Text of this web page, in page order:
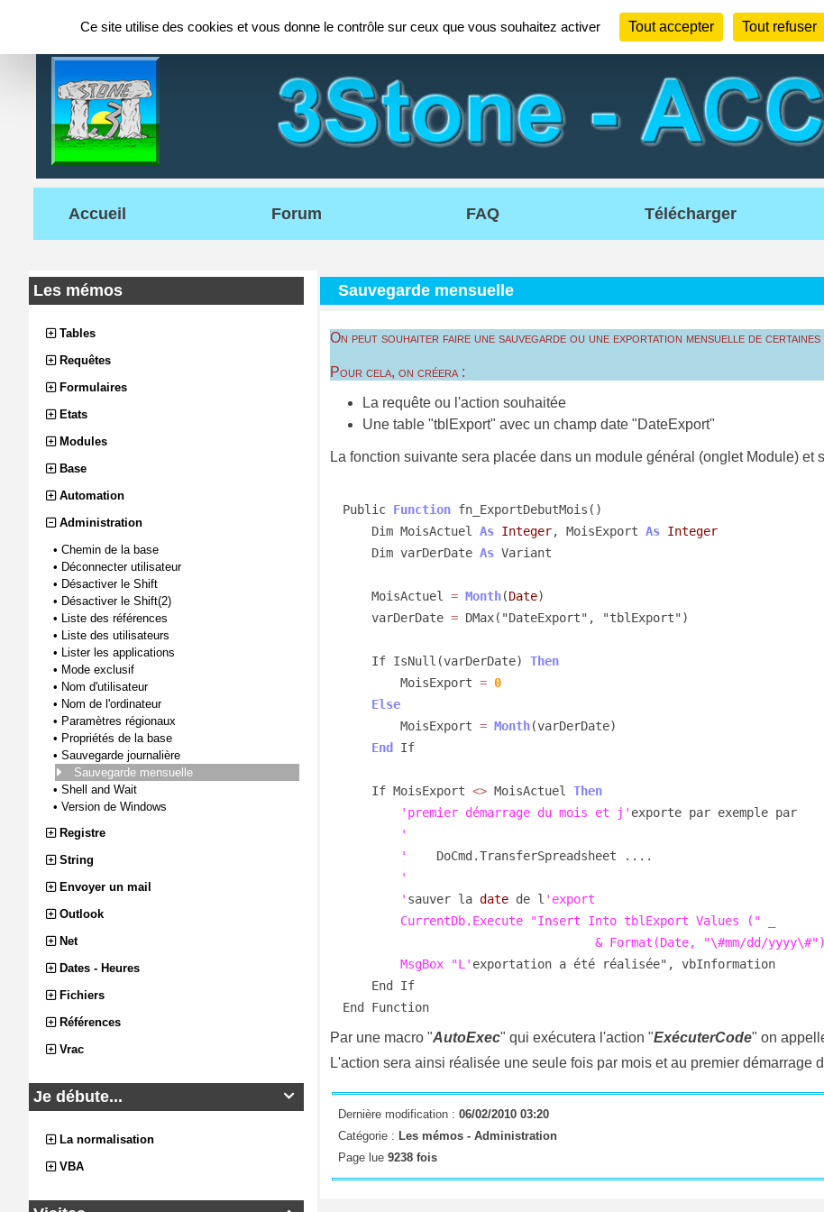
Accueil Forum FAQ Télécharger
Les mémos
Tables
Requêtes
Formulaires
Etats
Modules
Base
Automation
Administration
• Chemin de la base
• Déconnecter utilisateur
• Désactiver le Shift
• Désactiver le Shift(2)
• Liste des références
• Liste des utilisateurs
• Lister les applications
• Mode exclusif
• Nom d'utilisateur
• Nom de l'ordinateur
• Paramètres régionaux
• Propriétés de la base
• Sauvegarde journalière
Sauvegarde mensuelle
• Shell and Wait
• Version de Windows
Registre
String
Envoyer un mail
Outlook
Net
Dates - Heures
Fichiers
Références
Vrac

Je débute...
La normalisation
VBA
Sauvegarde mensuelle
On peut souhaiter faire une sauvegarde ou une exportation mensuelle de certaines
Pour cela, on créera :
La requête ou l'action souhaitée
Une table "tblExport" avec un champ date "DateExport"
La fonction suivante sera placée dans un module général (onglet Module)
Public Function fn_ExportDebutMois()
    Dim MoisActuel
As Integer, MoisExport As Integer
    Dim varDerDate
As Variant
    MoisActuel
= Month(Date)
    varDerDate
= DMax("DateExport", "tblExport")
    If IsNull(varDerDate)
Then
        MoisExport
= 0
Else
        MoisExport
= Month(varDerDate)
End If
    If MoisExport
<> MoisActuel Then
'premier démarrage du mois et j' exporte par exemple par
'
        '
    DoCmd.TransferSpreadsheet ....
'
        '
sauver la date de l 'export
        MsgBox "L'
exportation a été réalisée", vbInformation
End Function
Par une macro "AutoExec" qui exécutera l'action "ExécuterCode" on
L'action sera ainsi réalisée une seule fois par mois et au premier démarrage
Dernière modification : 06/02/2010 03:20
Catégorie : Les mémos - Administration
Page lue 9238 fois
Ce site utilise des cookies et vous donne le contrôle sur ceux que vous souhaitez activer
Tout accepter Tout refuser